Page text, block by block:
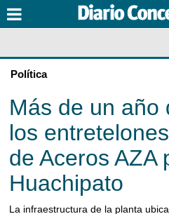
Política
Más de un año
los
de Aceros AZA
Huachipato
La infraestructura de la planta